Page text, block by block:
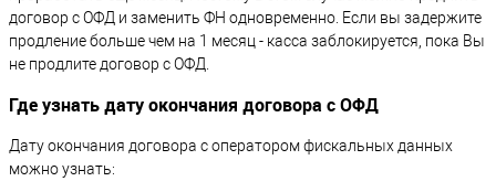
договор с ОФД и заменить ФН одновременно. Если вы задержите
продление больше чем на 1 месяц - касса заблокируется, пока Вы
не продлите договор с ОФД.
Где узнать дату окончания договора с ОФД
Дату окончания договора с оператором фискальных данных
можно узнать: